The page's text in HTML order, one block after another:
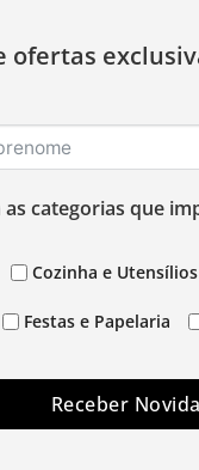
as categorias que
Cozinha e Utensílios
Festas e Papelaria
Receber